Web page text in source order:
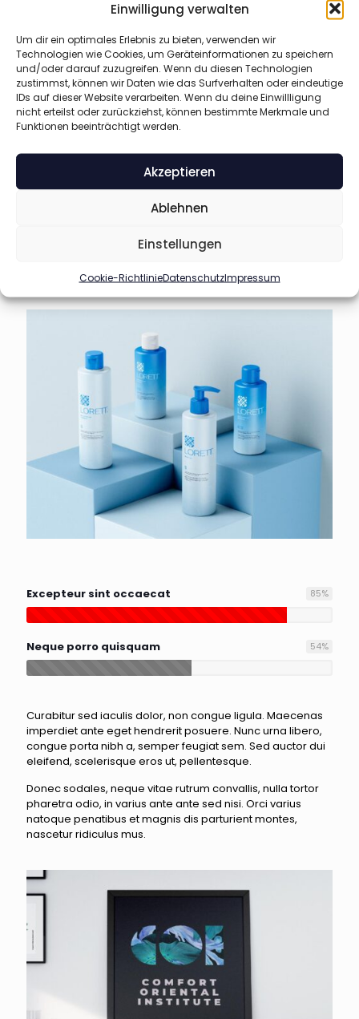
Einwilligung verwalten
Um dir ein optimales Erlebnis zu bieten, verwenden wir
Technologien wie Cookies, um Geräteinformationen zu speichern
und/oder darauf zuzugreifen. Wenn du diesen Technologien
zustimmst, können wir Daten wie das Surfverhalten oder eindeutige
IDs auf dieser Website verarbeiten. Wenn du deine Einwillligung
nicht erteilst oder zurückziehst, können bestimmte Merkmale und
Funktionen beeinträchtigt werden.
Akzeptieren
Ablehnen
Einstellungen
Cookie-RichtlinieDatenschutzImpressum
malesuada, tortor eget sodales mollis, mauris lectus
Excepteur sint occaecat 85%
Neque porro quisquam 54%
Curabitur sed iaculis dolor, non congue ligula. Maecenas
imperdiet ante eget hendrerit posuere. Nunc urna libero,
congue porta nibh a, semper feugiat sem. Sed auctor dui
eleifend, scelerisque eros ut, pellentesque.
Donec sodales, neque vitae rutrum convallis, nulla tortor
pharetra odio, in varius ante ante sed nisi. Orci varius
natoque penatibus et magnis dis parturient montes,
nascetur ridiculus mus.